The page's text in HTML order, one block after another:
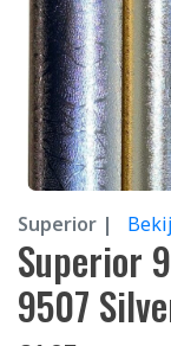
Superior |
Superior
9507